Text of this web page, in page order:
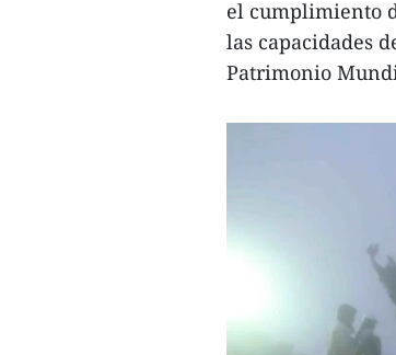
el cumplimiento
las capacidades
Patrimonio